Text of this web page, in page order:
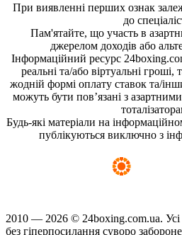
При виявленні перших ознак
до
Пам'ятайте, що участь в
джерелом доходів або
Інформаційний ресурс
реальні та/або віртуальні
жодній формі оплату ставок та/
можуть бути пов’язані з
Будь-які матеріали на
публікуються виключно з
2010 — 2026 © 24boxing.com.ua. Усi
без гіперпосилання суворо